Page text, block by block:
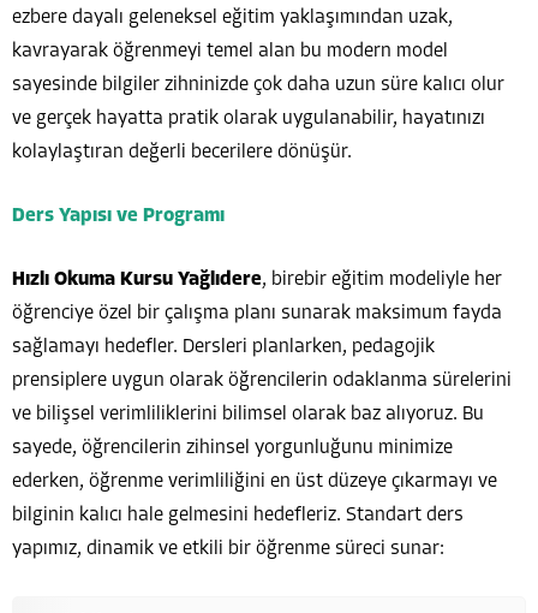
ezbere dayalı geleneksel eğitim yaklaşımından uzak,
kavrayarak öğrenmeyi temel alan bu modern model
sayesinde bilgiler zihninizde çok daha uzun süre kalıcı olur
ve gerçek hayatta pratik olarak uygulanabilir, hayatınızı
kolaylaştıran değerli becerilere dönüşür.
Ders Yapısı ve Programı
Hızlı Okuma Kursu Yağlıdere, birebir eğitim modeliyle her
öğrenciye özel bir çalışma planı sunarak maksimum fayda
sağlamayı hedefler. Dersleri planlarken, pedagojik
prensiplere uygun olarak öğrencilerin odaklanma sürelerini
ve bilişsel verimliliklerini bilimsel olarak baz alıyoruz. Bu
sayede, öğrencilerin zihinsel yorgunluğunu minimize
ederken, öğrenme verimliliğini en üst düzeye çıkarmayı ve
bilginin kalıcı hale gelmesini hedefleriz. Standart ders
yapımız, dinamik ve etkili bir öğrenme süreci sunar: